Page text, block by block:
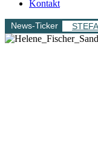
Kontakt
News-Ticker